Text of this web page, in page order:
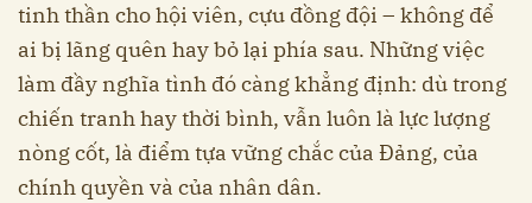
tinh thần cho hội viên, cựu đồng đội – không để
ai bị lãng quên hay bỏ lại phía sau. Những việc
làm đầy nghĩa tình đó càng khẳng định: dù trong
chiến tranh hay thời bình, vẫn luôn là lực lượng
nòng cốt, là điểm tựa vững chắc của Đảng, của
chính quyền và của nhân dân.